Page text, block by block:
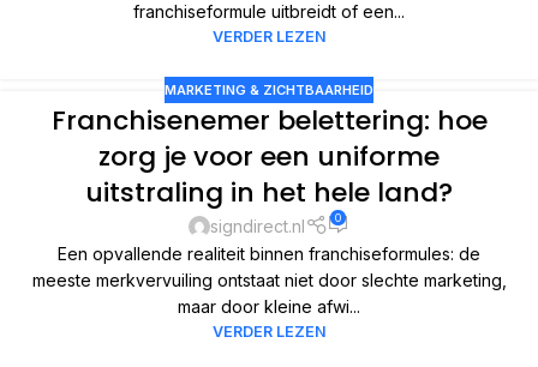
franchiseformule uitbreidt of een...
VERDER LEZEN
MARKETING & ZICHTBAARHEID
Franchisenemer belettering: hoe
zorg je voor een uniforme
uitstraling in het hele land?
signdirect.nl 0
Een opvallende realiteit binnen franchiseformules: de
meeste merkvervuiling ontstaat niet door slechte marketing,
maar door kleine afwi...
VERDER LEZEN